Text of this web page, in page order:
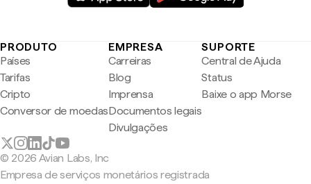
PRODUTO
Países
Tarifas
Cripto
Conversor de moedas
EMPRESA
Carreiras
Blog
Imprensa
Documentos legais
Divulgações
SUPORTE
Central de Ajuda
Status
Baixe o app Morse
© 2026 Avian Labs, Inc
Empresa de serviços monetários registrada